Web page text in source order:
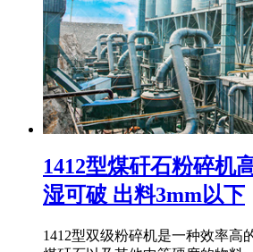
1412型煤矸石粉碎机
湿可破 出料3mm以下
1412型双级粉碎机是一种效率高